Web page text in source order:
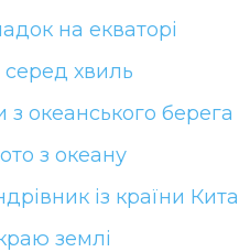
на екваторі
серед хвиль
з океанського берега
з океану
із країни
землі